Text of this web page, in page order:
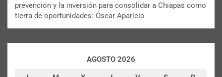
prevención y la inversión para consolidar a Chiapas como
tierra de oportunidades: Óscar Aparicio
AGOSTO 2026